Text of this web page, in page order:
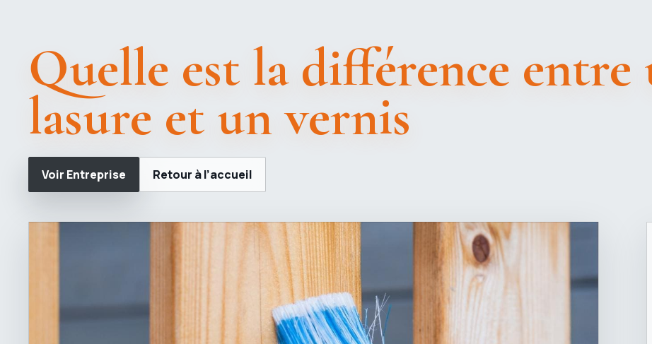
Quelle est la différence entre
lasure et un vernis
Voir Entreprise Retour à l’accueil